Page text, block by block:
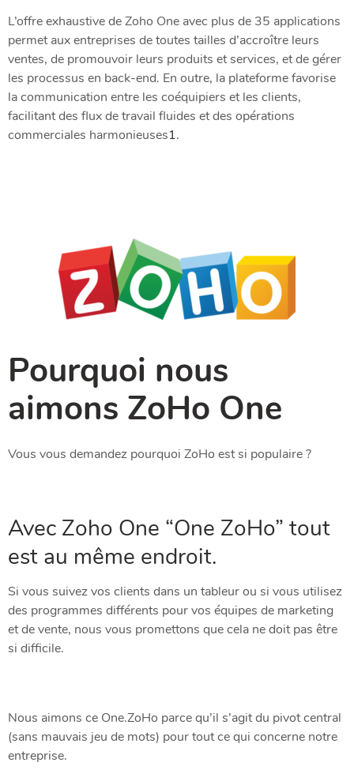
L’offre exhaustive de Zoho One avec plus de 35 applications
permet aux entreprises de toutes tailles d’accroître leurs
ventes, de promouvoir leurs produits et services, et de gérer
les processus en back-end. En outre, la plateforme favorise
la communication entre les coéquipiers et les clients,
facilitant des flux de travail fluides et des opérations
commerciales harmonieuses​1​.
Pourquoi nous
aimons ZoHo One
Vous vous demandez pourquoi ZoHo est si populaire ?
Avec Zoho One “One ZoHo” tout
est au même endroit.
Si vous suivez vos clients dans un tableur ou si vous utilisez
des programmes différents pour vos équipes de marketing
et de vente, nous vous promettons que cela ne doit pas être
si difficile.
Nous aimons ce One.ZoHo parce qu’il s’agit du pivot central
(sans mauvais jeu de mots) pour tout ce qui concerne notre
entreprise.